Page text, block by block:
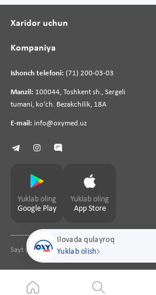
Ilovada qulayroq
Yuklab olish
Ishonch telefoni: (71) 200-03-03
Manzil: 100044, Toshkent sh., Sergeli
tumani, koʻch. Bezakchilik, 18A
E-mail: info@oxymed.uz
Xaridor uchun
Kompaniya
Yuklab oling
Google Play
Yuklab oling
App Store
Sayt yaratuvchipharmit.uz